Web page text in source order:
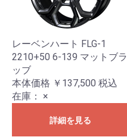
レーベンハート FLG-1
2210+50 6-139 マットブラ
ッブ
本体価格 ￥137,500 税込
在庫： ×
詳細を見る